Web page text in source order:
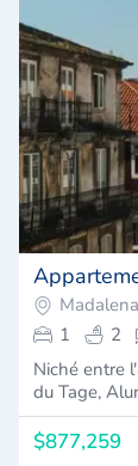
1
2
Niché entre
du Tage,
$877,259